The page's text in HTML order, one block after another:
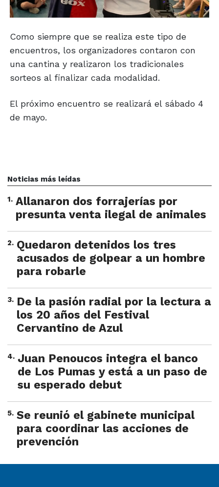
Como siempre que se realiza este tipo de
encuentros, los organizadores contaron con
una cantina y realizaron los tradicionales
sorteos al finalizar cada modalidad.
El próximo encuentro se realizará el sábado 4
de mayo.
Noticias más leídas
1. Allanaron dos forrajerías por
presunta venta ilegal de animales
2. Quedaron detenidos los tres
acusados de golpear a un hombre
para robarle
3. De la pasión radial por la lectura a
los 20 años del Festival
Cervantino de Azul
4. Juan Penoucos integra el banco
de Los Pumas y está a un paso de
su esperado debut
5. Se reunió el gabinete municipal
para coordinar las acciones de
prevención